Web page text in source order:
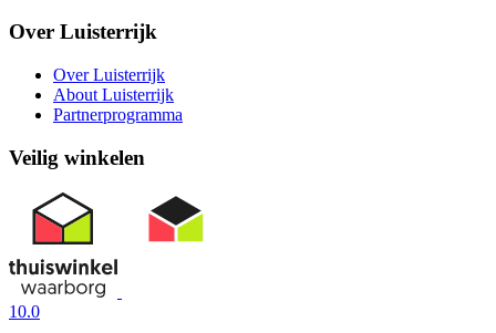
Over Luisterrijk
Over Luisterrijk
About Luisterrijk
Partnerprogramma
Veilig winkelen
10.0